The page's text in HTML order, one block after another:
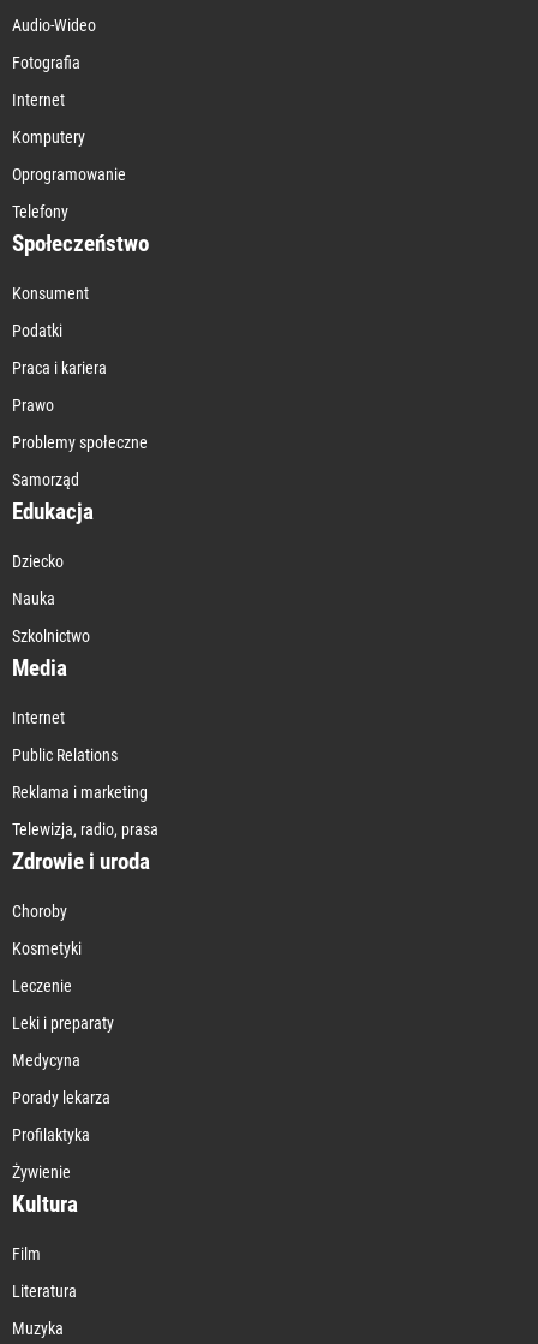
Audio-Wideo
Fotografia
Internet
Komputery
Oprogramowanie
Telefony
Społeczeństwo
Konsument
Podatki
Praca i kariera
Prawo
Problemy społeczne
Samorząd
Edukacja
Dziecko
Nauka
Szkolnictwo
Media
Internet
Public Relations
Reklama i marketing
Telewizja, radio, prasa
Zdrowie i uroda
Choroby
Kosmetyki
Leczenie
Leki i preparaty
Medycyna
Porady lekarza
Profilaktyka
Żywienie
Kultura
Film
Literatura
Muzyka